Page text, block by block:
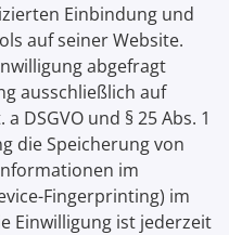
Einbindung und
auf seiner Website.
abgefragt
ausschließlich auf
DSGVO und § 25 Abs. 1
die Speicherung von
im
Fingerprinting) im
Einwilligung ist jederzeit